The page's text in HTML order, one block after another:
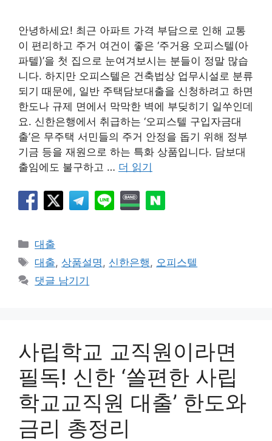
안녕하세요! 최근 아파트 가격 부담으로 인해 교통
이 편리하고 주거 여건이 좋은 ‘주거용 오피스텔(아
파텔)’을 첫 집으로 눈여겨보시는 분들이 정말 많습
니다. 하지만 오피스텔은 건축법상 업무시설로 분류
되기 때문에, 일반 주택담보대출을 신청하려고 하면
한도나 규제 면에서 막막한 벽에 부딪히기 일쑤인데
요. 신한은행에서 취급하는 ‘오피스텔 구입자금대
출’은 무주택 서민들의 주거 안정을 돕기 위해 정부
기금 등을 재원으로 하는 특화 상품입니다. 담보대
출임에도 불구하고 … 더 읽기
카
테
고
리
대출
태
그
대출, 상품설명 , 신한은행 , 오피스텔
댓글 남기기
사립학교 교직원이라면
필독! 신한 ‘쏠편한 사립
학교교직원 대출’ 한도와
금리 총정리